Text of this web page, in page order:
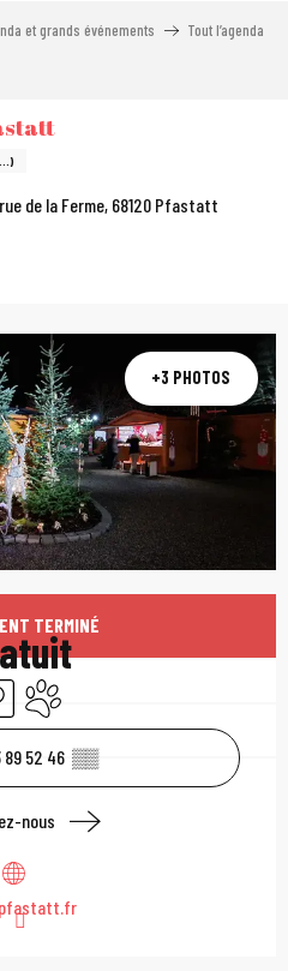
et grands événements
Tout l’agenda
…)
de la Ferme, 68120 Pfastatt
+3 PHOTOS
et
TERMINÉ
Animaux acceptés
89 52 46 ▒▒
nous